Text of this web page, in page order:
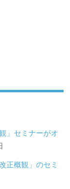
」セミナーがオ
正概観」のセミ